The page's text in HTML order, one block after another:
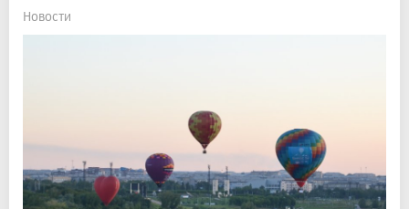
Новости